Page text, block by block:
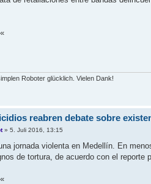
«
Roboter glücklich. Vielen Dank!
reabren debate sobre
» 5. Juli 2016, 13:15
jornada violenta en Medellín. En
de tortura, de acuerdo con el reporte
«